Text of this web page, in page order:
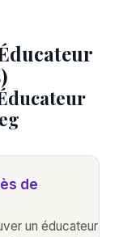
de
un éducateur